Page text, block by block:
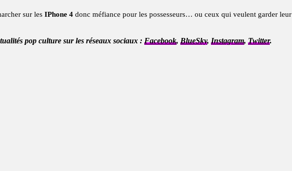
sur les IPhone 4 donc méfiance pour les possesseurs… ou ceux qui veulent garder leur
pop culture sur les réseaux sociaux : Facebook, BlueSky, Instagram, Twitter.